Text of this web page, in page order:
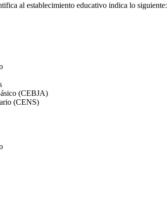
al establecimiento educativo indica lo siguiente:
(CEBJA)
(CENS)